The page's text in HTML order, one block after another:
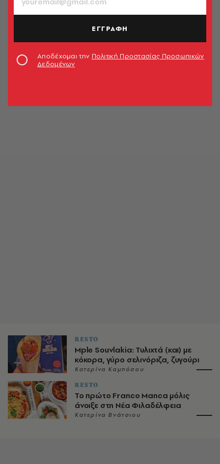
RESTO
Mple Souvlakia: Τυλιχτά (και) με
κόκορα, γύρο σελινόριζα, ζυγούρι
Κατερίνα Καμπόσου
RESTO
Το πρώτο Franco Manca μόλις
άνοιξε στη Νέα Φιλαδέλφεια
Κατερίνα Βνάτσιου
ΕΓΓΡΑΦΗ
Αποδέχομαι την Πολιτική Προστασίας Προσωπικών
Δεδομένων